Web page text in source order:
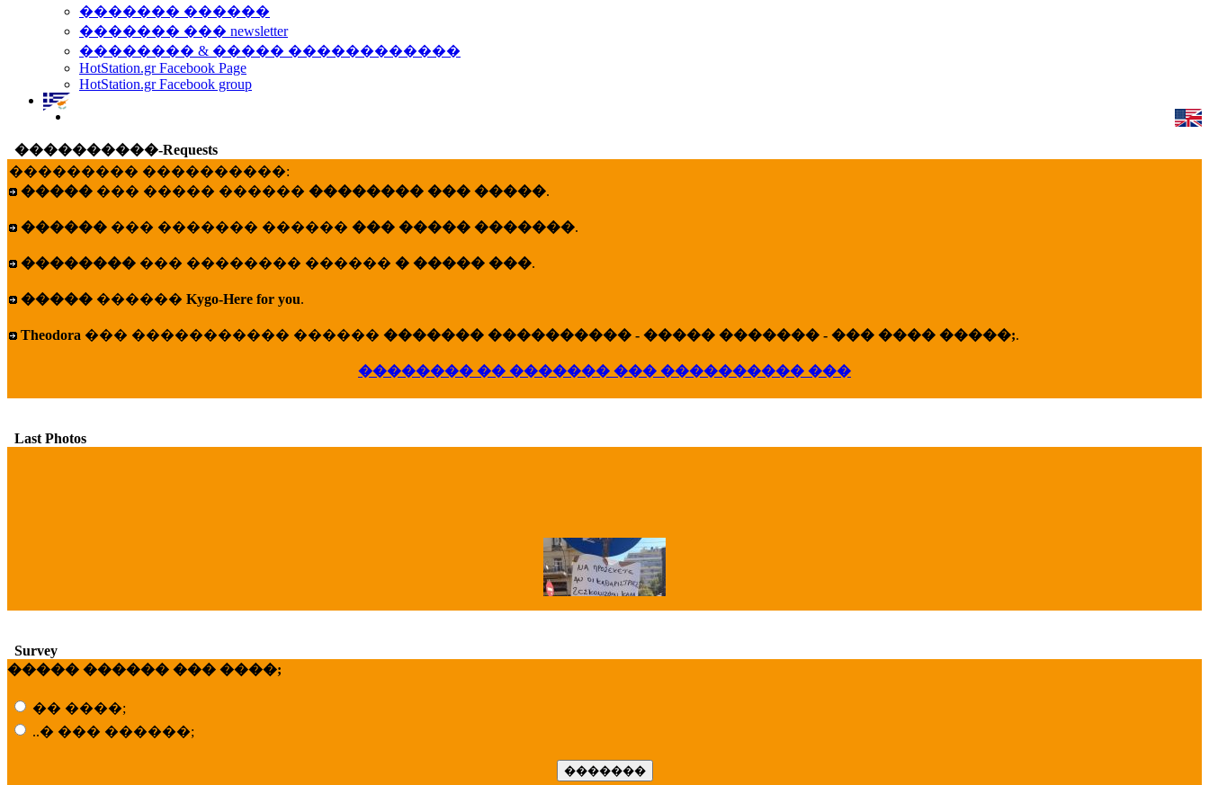
������� ������
������� ��� newsletter
�������� & ����� ������������
HotStation.gr Facebook Page
HotStation.gr Facebook group
����������-Requests
��������� ����������:
����� ��� ����� ������ �������� ��� �����.
������ ��� ������� ������ ��� ����� �������.
�������� ��� �������� ������ � ����� ���.
����� ������ Kygo-Here for you.
Theodora ��� ����������� ������ ������� ���������� - ����� ������� - ��� ���� �����;.
�������� �� ������� ��� ���������� ���
Last Photos
Survey
����� ������ ��� ����;
�� ����;
..� ��� ������;